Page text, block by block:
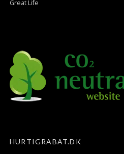
Great Life
HURTIGRABAT.DK